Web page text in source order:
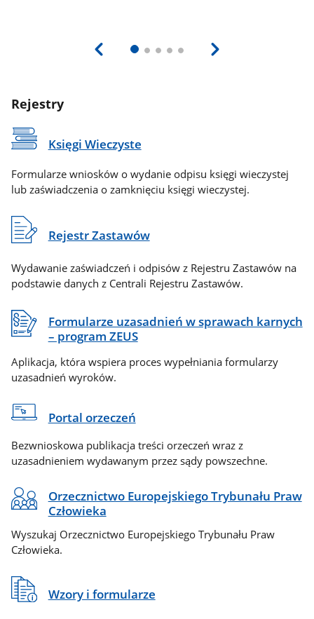
Rejestry
Księgi Wieczyste
Formularze wniosków o wydanie odpisu księgi wieczystej
lub zaświadczenia o zamknięciu księgi wieczystej.
Rejestr Zastawów
Wydawanie zaświadczeń i odpisów z Rejestru Zastawów na
podstawie danych z Centrali Rejestru Zastawów.
Formularze uzasadnień w sprawach karnych
– program ZEUS
Aplikacja, która wspiera proces wypełniania formularzy
uzasadnień wyroków.
Portal orzeczeń
Bezwnioskowa publikacja treści orzeczeń wraz z
uzasadnieniem wydawanym przez sądy powszechne.
Orzecznictwo Europejskiego Trybunału Praw
Człowieka
Wyszukaj Orzecznictwo Europejskiego Trybunału Praw
Człowieka.
Wzory i formularze